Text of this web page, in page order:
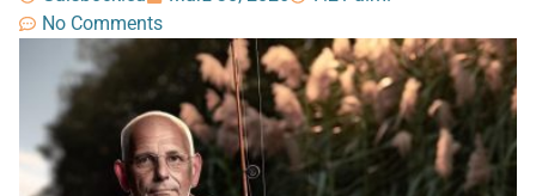
No Comments